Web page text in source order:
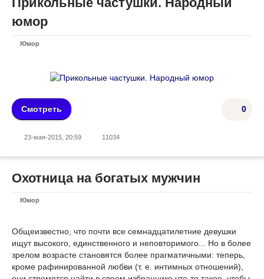
юмор
Юмор
0
Смотреть
23-мая-2015, 20:59 11034
Охотница на богатых мужчин
Юмор
Общеизвестно, что почти все семнадцатилетние девушки
ищут высокого, единственного и неповторимого... Но в более
зрелом возрасте становятся более прагматичными: теперь,
кроме рафинированной любви (т. е. интимных отношений),